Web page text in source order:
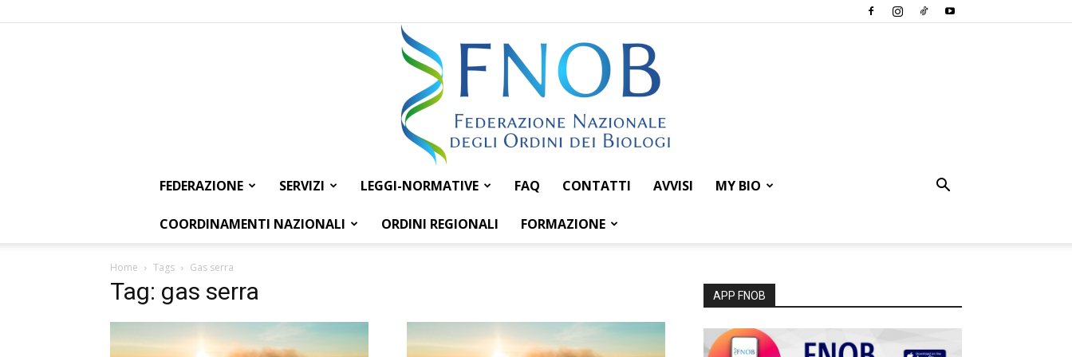
Federazione
Nazionale
FEDERAZIONE SERVIZI LEGGI-NORMATIVE FAQ CONTATTI AVVISI MY BIO
COORDINAMENTI NAZIONALI ORDINI REGIONALI FORMAZIONE
Home Tags Gas serra
Tag: gas serra APP FNOB